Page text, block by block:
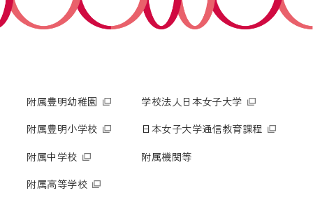
附属豊明幼稚園
附属豊明小学校
附属中学校
附属高等学校
学校法人日本女子大学
日本女子大学通信教育課程
附属機関等